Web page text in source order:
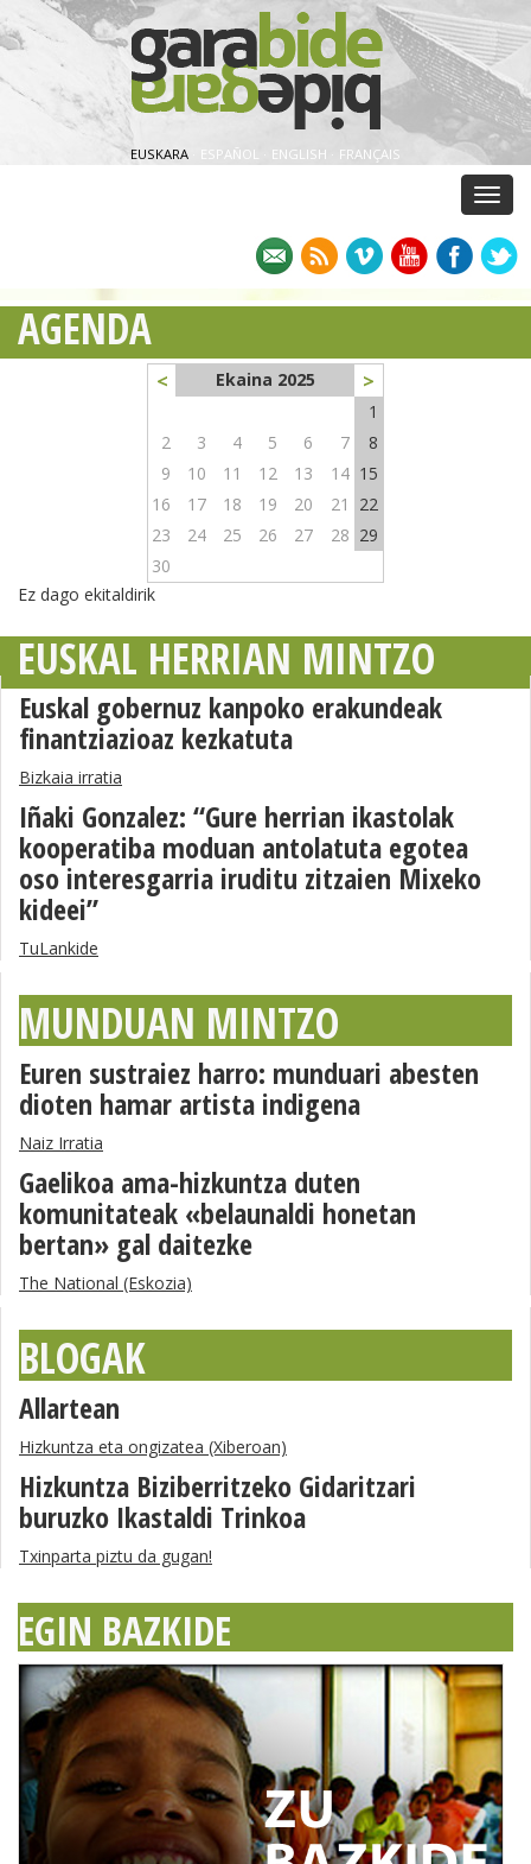
EUSKARA ESPAÑOL · ENGLISH · FRANÇAIS
AGENDA
< Ekaina 2025 >
1
2
3 4 5 6 7
8
9
10 11 12 13 14 15
16
17 18 19 20 21
22
23
24 25 26 27 28 29
30
Ez dago ekitaldirik
EUSKAL HERRIAN MINTZO
Euskal gobernuz kanpoko erakundeak
finantziazioaz kezkatuta
Bizkaia irratia
Iñaki Gonzalez: “Gure herrian ikastolak
kooperatiba moduan antolatuta egotea
oso interesgarria iruditu zitzaien Mixeko
kideei”
TuLankide
MUNDUAN MINTZO
Euren sustraiez harro: munduari abesten
dioten hamar artista indigena
Naiz Irratia
Gaelikoa ama-hizkuntza duten
komunitateak «belaunaldi honetan
bertan» gal daitezke
The National (Eskozia)
BLOGAK
Allartean
Hizkuntza eta ongizatea (Xiberoan)
Hizkuntza Biziberritzeko Gidaritzari
buruzko Ikastaldi Trinkoa
Txinparta piztu da gugan!
EGIN BAZKIDE